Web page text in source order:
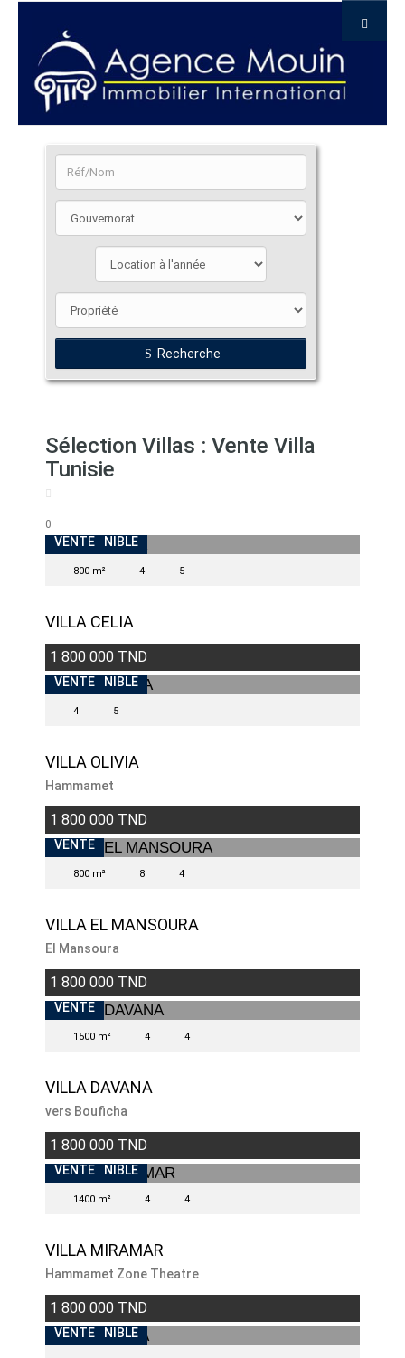
Recherche
Sélection Villas : Vente Villa
Tunisie
0
INDISPONIBLE
VENTE
800 m² 4 5
VILLA CELIA
1 800 000 TND
INDISPONIBLE
VENTE
4 5
VILLA OLIVIA
Hammamet
1 800 000 TND
VENTE
800 m² 8 4
VILLA EL MANSOURA
El Mansoura
1 800 000 TND
VENTE
1500 m² 4 4
VILLA DAVANA
vers Bouficha
1 800 000 TND
INDISPONIBLE
VENTE
1400 m² 4 4
VILLA MIRAMAR
Hammamet Zone Theatre
1 800 000 TND
INDISPONIBLE
VENTE